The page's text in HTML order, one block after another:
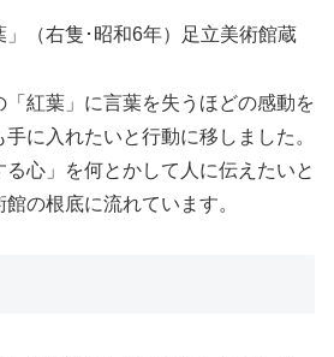
（右隻･昭和6年）足立美術館蔵
「紅葉」に言葉を失うほどの感動を
に入れたいと行動に移しました。
る心」を何とかして人に伝えたいと
の根底に流れています。